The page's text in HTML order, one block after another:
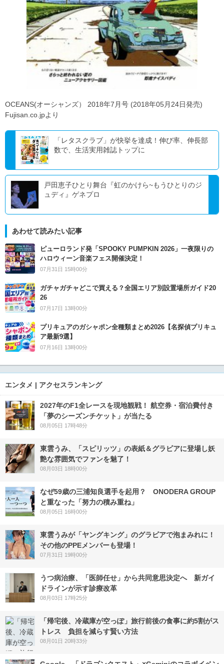
OCEANS(オーシャンズ） 2018年7月号 (2018年05月24日発売)
Fujisan.co.jpより
「レタスクラブ」が快挙を達成！伸び率、伸長部
数で、生活実用雑誌トップに
戸田恵子ひとり舞台『虹のかけら~もうひとりのジ
ュディ』ゲネプロ
あわせて読みたい記事
ピューロランド発「SPOOKY PUMPKIN 2026」一夜限りの
ハロウィーン音楽フェス開催決定！
07月31日 15時00分
ガチャガチャどこで買える？全国エリア別設置場所ガイド20
26
07月17日 13時00分
プリキュアのガシャポン全種類まとめ2026【名探偵プリキュ
ア最新9選】
07月16日 13時00分
エンタメ | アクセスランキング
2027年のF1全レースを現地観戦！ 航空券・宿泊費付き
「夢のシーズンチケット」が当たる
08月05日 17時48分
東雲うみ、「スピリッツ」の表紙＆グラビアに登場し妖
艶な雰囲気でファンを魅了！
08月03日 18時00分
なぜ59歳の三浦知良選手を起用？ ONODERA GROUP
と重なった「努力の積み重ね」
08月05日 16時00分
東雲うみが「ヤングキング」のグラビアで泡まみれに！
その他のPPEメンバーも登場！
07月31日 19時00分
うつ病治療、「医師任せ」から共同意思決定へ 新ガイ
ドラインが示す診療改革
08月03日 17時25分
「帰宅後、冷蔵庫が空っぽ」旅行前後の食事に約5割がス
トレス 負担を減らす賢い方法
08月01日 20時33分